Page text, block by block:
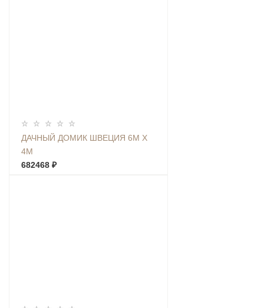
ДАЧНЫЙ ДОМИК ШВЕЦИЯ 6М Х
4М
682468 ₽